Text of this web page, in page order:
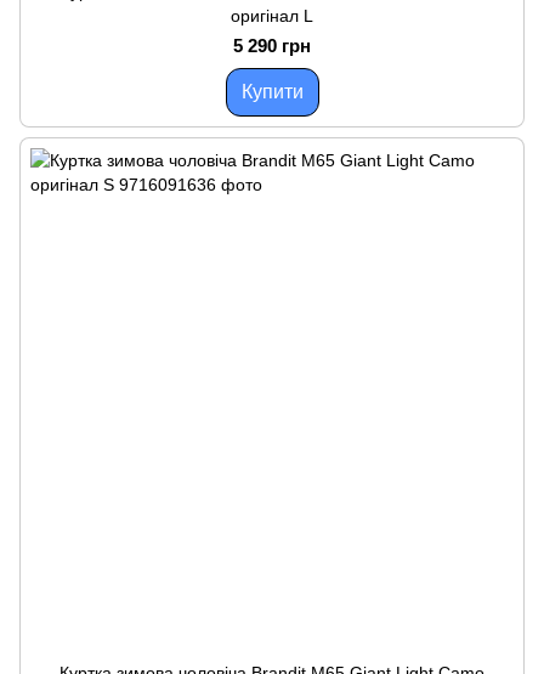
оригінал L
5 290 грн
Купити